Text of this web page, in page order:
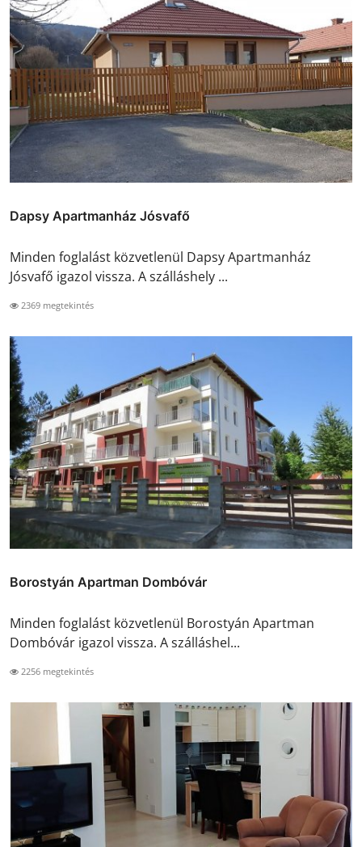
Dapsy Apartmanház Jósvafő
Minden foglalást közvetlenül Dapsy Apartmanház
Jósvafő igazol vissza. A szálláshely ...
2369 megtekintés
Borostyán Apartman Dombóvár
Minden foglalást közvetlenül Borostyán Apartman
Dombóvár igazol vissza. A szálláshel...
2256 megtekintés